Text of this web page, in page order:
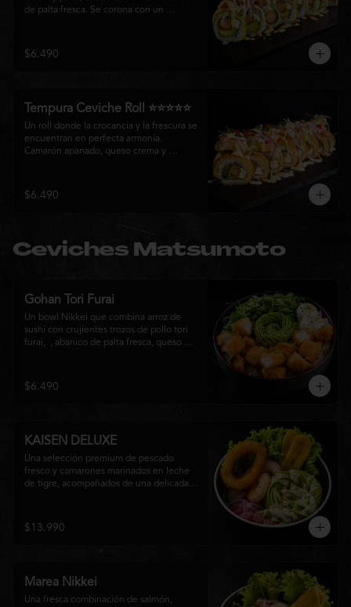
de palta fresca. Se corona con un
fusión de texturas, frescura y sabores que
resaltan la esencia del Pacífico.
$6.490
Tempura Ceviche Roll ⭐⭐⭐⭐⭐
Un roll donde la crocancia y la frescura se
encuentran en perfecta armonía.
Camarón apanado, queso crema y
corona con salmón y pescado blanco en
tempura, cebolla morada, una sedosa
logrando una experiencia intensa,
equilibrada y auténticamente nikkei.
$6.490
Ceviches Matsumoto
Gohan Tori Furai
Un bowl Nikkei que combina arroz de
sushi con crujientes trozos de pollo tori
furai,  , abanico de palta fresca, queso
sabores que equilibra lo crocante, lo
fresco y lo cremoso en cada bocado.
$6.490
KAISEN DELUXE
Una selección premium de pescado
fresco y camarones marinados en leche
de tigre, acompañados de una delicada
que combina frescura, textura y
elegancia en cada bocado.
$13.990
Marea Nikkei
Una fresca combinación de salmón,